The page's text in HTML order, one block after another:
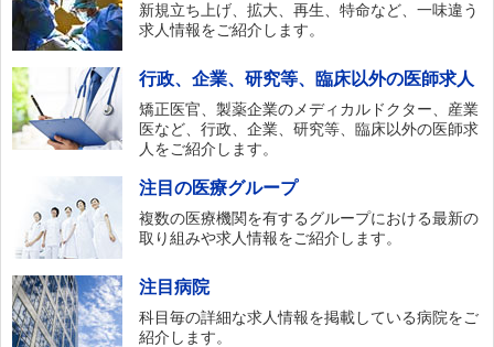
新規立ち上げ、拡大、再生、特命など、一味違う
求人情報をご紹介します。
行政、企業、研究等、臨床以外の医師求人
矯正医官、製薬企業のメディカルドクター、産業
医など、行政、企業、研究等、臨床以外の医師求
人をご紹介します。
注目の医療グループ
複数の医療機関を有するグループにおける最新の
取り組みや求人情報をご紹介します。
注目病院
科目毎の詳細な求人情報を掲載している病院をご
紹介します。